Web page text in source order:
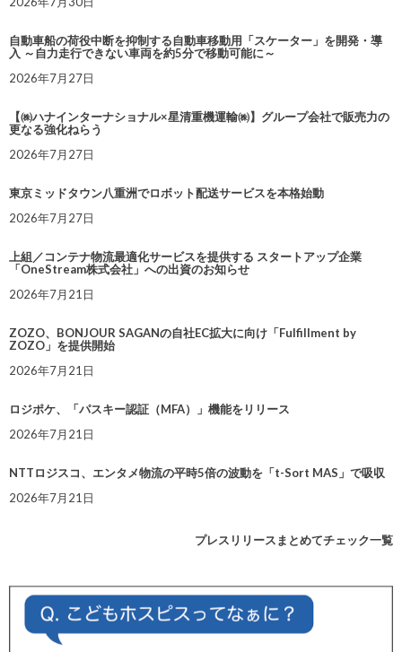
自動車船の荷役中断を抑制する自動車移動用「スケーター」を開発・導
入 ～自力走行できない車両を約5分で移動可能に～
2026年7月27日
【㈱ハナインターナショナル×星清重機運輸㈱】グループ会社で販売力の
更なる強化ねらう
2026年7月27日
東京ミッドタウン八重洲でロボット配送サービスを本格始動
2026年7月27日
上組／コンテナ物流最適化サービスを提供する スタートアップ企業
「OneStream株式会社」への出資のお知らせ
2026年7月21日
ZOZO、BONJOUR SAGANの自社EC拡大に向け「Fulfillment by
ZOZO」を提供開始
2026年7月21日
ロジポケ、「パスキー認証（MFA）」機能をリリース
2026年7月21日
NTTロジスコ、エンタメ物流の平時5倍の波動を「t-Sort MAS」で吸収
2026年7月21日
プレスリリースまとめてチェック一覧